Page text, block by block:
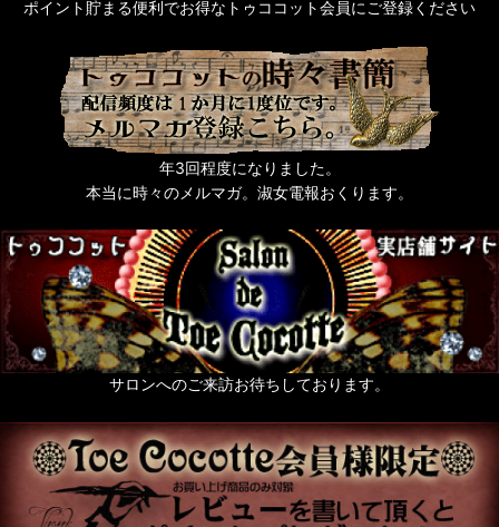
ポイント貯まる便利でお得なトゥココット会員にご登録ください
年3回程度になりました。
本当に時々のメルマガ。淑女電報おくります。
サロンへのご来訪お待ちしております。